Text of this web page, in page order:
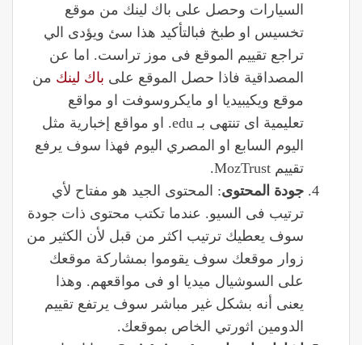
السيارات وحصل على باك لينك من موقع
تخسيس او طبخ فبالتأكيد هذا سئ ويؤدى الي
تراجع تقييم الموقع فى موز تراست. اما عن
المصداقية فاذا حصل الموقع على باك لينك من
موقع ويكيبيديا او مايكروسوفت او مواقع
تعليمية اى تنتهى بـ edu. او مواقع إخبارية مثل
اليوم السابع او المصري اليوم فهذا سوف يرفع
تقييم MozTrust.
جودة المحتوى: المحتوى الجيد هو مفتاح لأي
ترتيب فى السيو. عندما تكتب محتوى ذات جودة
سوف يعطيك ترتيب اكثر من قبل لأن الكثير من
زوار موقعك سوف يقوموا بمشاركة موقعك
على السوشيال ميديا او فى مواقعهم. وهذا
يعنى أنه بشكل غير مباشر سوف يرتفع تقييم
الدومين اثورتي الخاص بموقعك.